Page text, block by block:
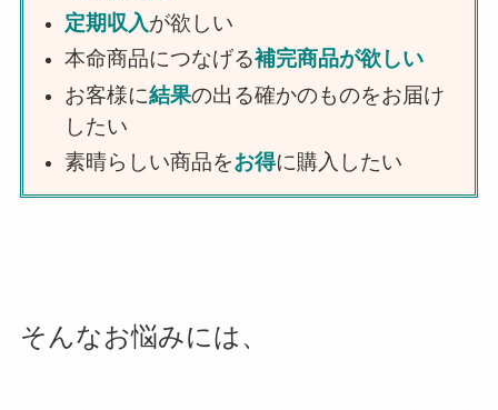
定期収入が欲しい
本命商品につなげる補完商品が欲しい
お客様に結果の出る確かのものをお届け
したい
素晴らしい商品をお得に購入したい
そんなお悩みには、